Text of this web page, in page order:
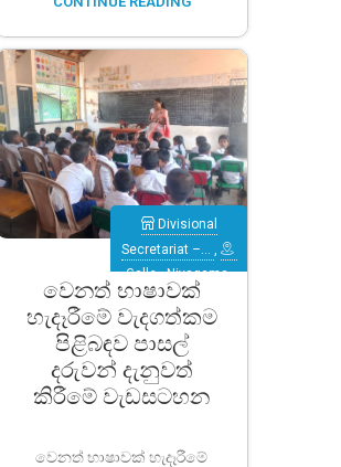
වෙනත් භාෂාවක්
හැදෑරීමේ වැදගත්කම
පිළිබඳව පාසල්
දරුවන් දැනුවත්
කිරීමේ වැඩසටහන
Divisional
Secretariat –…
Galle ,Niyagama
වෙනත් භාෂාවක් හැදෑරීමේ